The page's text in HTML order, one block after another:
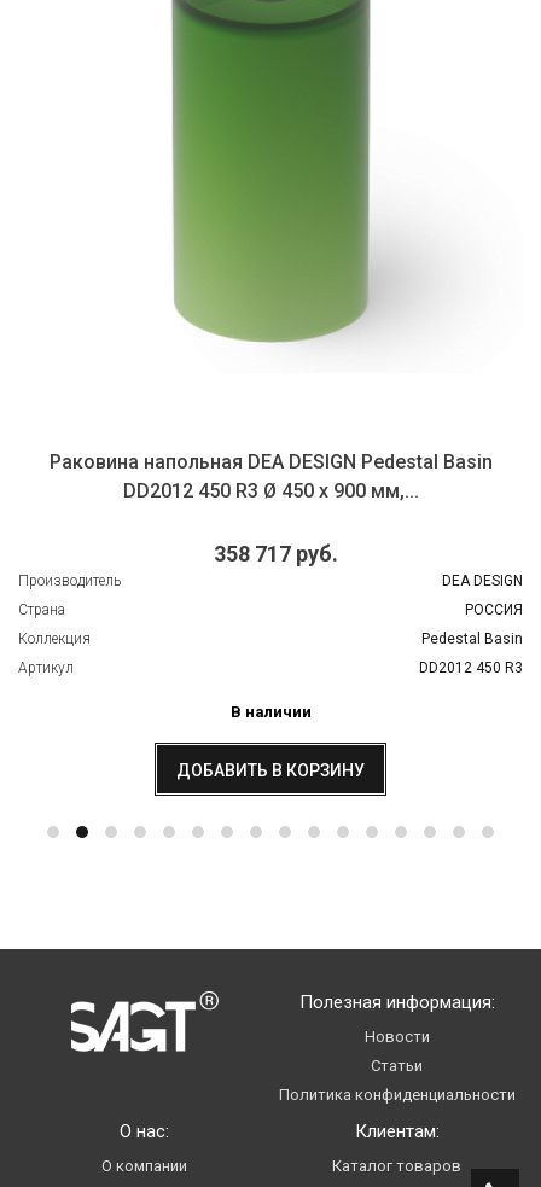
Раковина напольная DEA DESIGN Pedestal Basin
DD2012 450 R3 Ø 450 х 900 мм,...
358 717 руб.
Производитель
DEA DESIGN
Страна
РОССИЯ
Коллекция
Pedestal Basin
Артикул
DD2012 450 R3
В наличии
ДОБАВИТЬ В КОРЗИНУ
О нас:
О компании
Клиентам:
Каталог товаров
Полезная информация:
Новости
Статьи
Политика конфиденциальности